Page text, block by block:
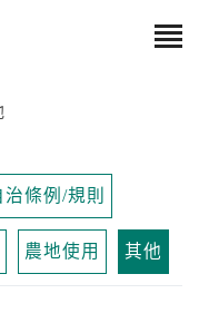
治條例/規則
農地使用 其他